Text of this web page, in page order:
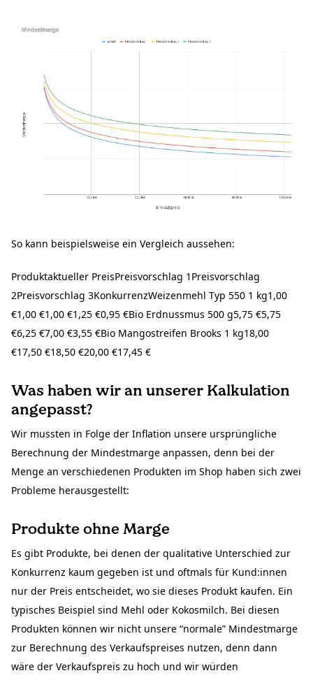
So kann beispielsweise ein Vergleich aussehen:
Produktaktueller PreisPreisvorschlag 1Preisvorschlag
2Preisvorschlag 3KonkurrenzWeizenmehl Typ 550 1 kg1,00
€1,00 €1,00 €1,25 €0,95 €Bio Erdnussmus 500 g5,75 €5,75
€6,25 €7,00 €3,55 €Bio Mangostreifen Brooks 1 kg18,00
€17,50 €18,50 €20,00 €17,45 €
Was haben wir an unserer Kalkulation
angepasst?
Wir mussten in Folge der Inflation unsere ursprüngliche
Berechnung der Mindestmarge anpassen, denn bei der
Menge an verschiedenen Produkten im Shop haben sich zwei
Probleme herausgestellt:
Produkte ohne Marge
Es gibt Produkte, bei denen der qualitative Unterschied zur
Konkurrenz kaum gegeben ist und oftmals für Kund:innen
nur der Preis entscheidet, wo sie dieses Produkt kaufen. Ein
typisches Beispiel sind Mehl oder Kokosmilch. Bei diesen
Produkten können wir nicht unsere “normale” Mindestmarge
zur Berechnung des Verkaufspreises nutzen, denn dann
wäre der Verkaufspreis zu hoch und wir würden